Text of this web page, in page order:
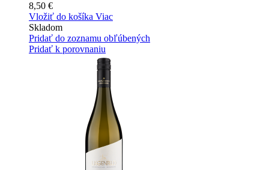
8,50 €
Vložiť do košíka Viac
Skladom
Pridať do zoznamu obľúbených
Pridať k porovnaniu